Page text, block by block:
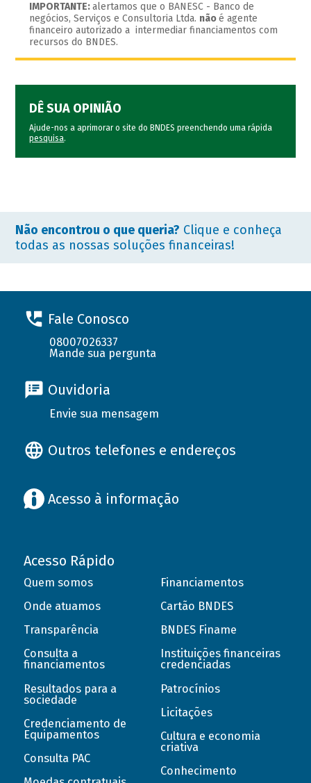
IMPORTANTE:alertamos que o BANESC - Banco de
negócios, Serviços e Consultoria Ltda. nãoé agente
financeiro autorizado a intermediar financiamentos com
recursos do BNDES.
DÊ SUA OPINIÃO
Ajude-nos a aprimorar o site do BNDES preenchendo uma rápida
pesquisa.
Não encontrou o que queria? Clique e conheça
todas as nossas soluções financeiras!
Fale Conosco
08007026337
Mande sua pergunta
Ouvidoria
Envie sua mensagem
Outros telefones e endereços
Acesso à informação
Acesso Rápido
Quem somos
Onde atuamos
Transparência
Consulta a
financiamentos
Resultados para a
sociedade
Credenciamento de
Equipamentos
Consulta PAC
Financiamentos
Cartão BNDES
BNDES Finame
Instituições financeiras
credenciadas
Patrocínios
Licitações
Cultura e economia
criativa
Conhecimento